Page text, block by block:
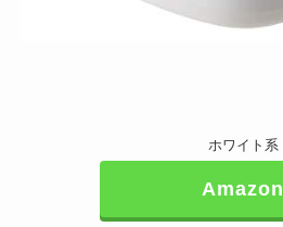
ホワイト系
Amazon